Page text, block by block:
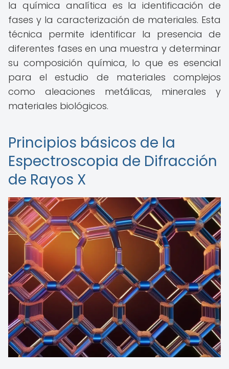
la química analítica es la identificación de
fases y la caracterización de materiales. Esta
técnica permite identificar la presencia de
diferentes fases en una muestra y determinar
su composición química, lo que es esencial
para el estudio de materiales complejos
como aleaciones metálicas, minerales y
materiales biológicos.
Principios básicos de la
Espectroscopia de Difracción
de Rayos X